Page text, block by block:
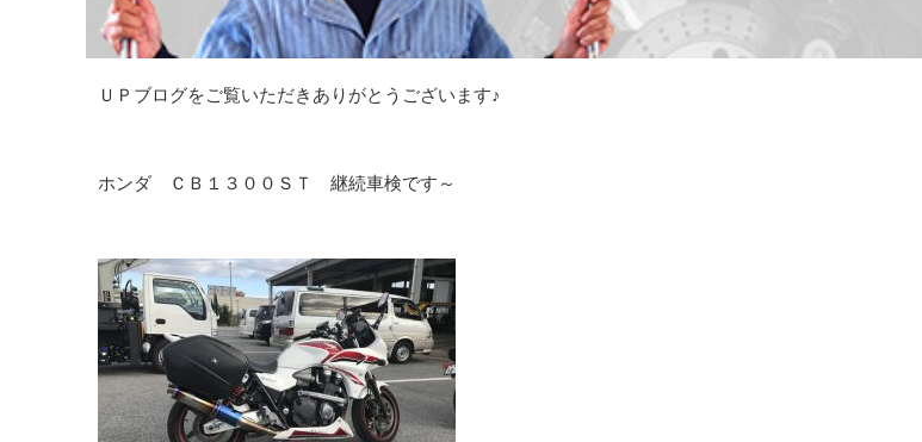
ＵＰブログをご覧いただきありがとうございます♪
ホンダ ＣＢ１３００ＳＴ 継続車検です～